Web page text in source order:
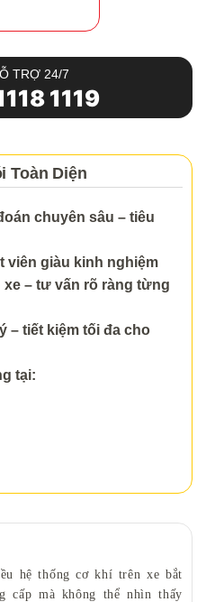
TRỢ 24/7
1119
Toàn Diện
chuyên sâu – tiêu
viên giàu kinh nghiệm
xe – tư vấn rõ ràng từng
– tiết kiệm tối đa cho
tại:
hệ thống cơ khí trên xe bắt
cấp mà không thể nhìn thấy